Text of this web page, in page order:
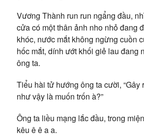
Vương Thành run run ngẩng đầu,
cửa có một thân ảnh nho nhỏ đang
khóc, nước mắt không ngừng cuồn
hốc mắt, dính ướt khối giẻ lau đang
ông ta.
Tiểu hài tử hướng ông ta cười, “Gây
như vậy là muốn trốn à?”
Ông ta liều mạng lắc đầu, trong
kêu ê ê a a.